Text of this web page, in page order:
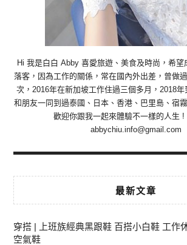
Hi 我是白白 Abby 喜愛旅遊、美食及時尚，希
落客，因為工作的關係，常在國內外出差，曾做
次，2016年在新加坡工作住過三個多月，2018
和朋友一同到過泰國、日本、香港、巴里島、宿
歡迎你跟我一起來體驗不一樣的人生 !
abbychiu.info@gmail.com
最新文章
穿搭 | 上班族經典黑跟鞋 百搭小白鞋 工作
空氣鞋